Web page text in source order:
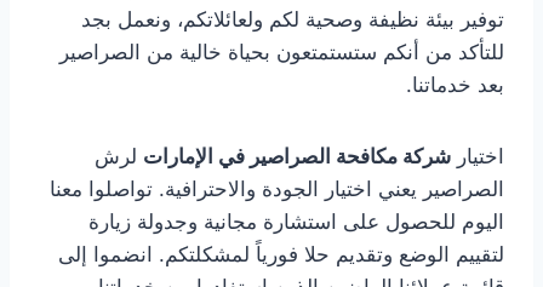
توفير بيئة نظيفة وصحية لكم ولعائلاتكم، ونعمل بجد
للتأكد من أنكم ستستمتعون بحياة خالية من الصراصير
بعد خدماتنا.
اختيار شركة مكافحة الصراصير في الإمارات لرش
الصراصير يعني اختيار الجودة والاحترافية. تواصلوا معنا
اليوم للحصول على استشارة مجانية وجدولة زيارة
لتقييم الوضع وتقديم حلا فورياً لمشكلتكم. انضموا إلى